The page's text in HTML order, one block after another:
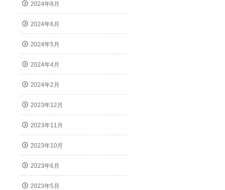
2024年8月
2024年6月
2024年5月
2024年4月
2024年2月
2023年12月
2023年11月
2023年10月
2023年6月
2023年5月